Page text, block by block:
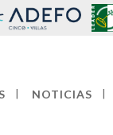
NOTICIAS